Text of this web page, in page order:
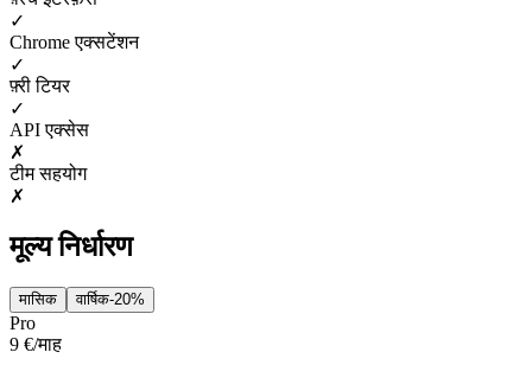
✓
Chrome एक्सटेंशन
✓
फ़्री टियर
✓
API एक्सेस
✗
टीम सहयोग
✗
मूल्य निर्धारण
मासिक वार्षिक-20%
Pro
9 €/माह